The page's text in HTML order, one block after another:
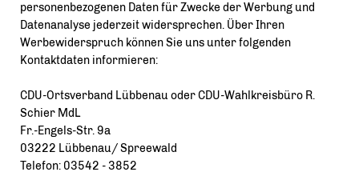
personenbezogenen Daten für Zwecke der Werbung und
Datenanalyse jederzeit widersprechen. Über Ihren
Werbewiderspruch können Sie uns unter folgenden
Kontaktdaten informieren:
CDU-Ortsverband Lübbenau oder CDU-Wahlkreisbüro R.
Schier MdL
Fr.-Engels-Str. 9a
03222 Lübbenau/ Spreewald
Telefon: 03542 - 3852